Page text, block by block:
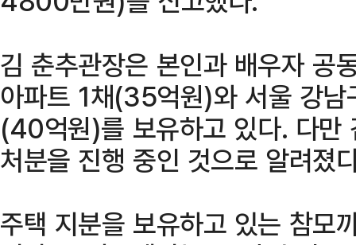
김 춘추관장은 본인과 배우자 공
아파트 1채(35억원)와 서울 강
(40억원)를 보유하고 있다. 다만
처분을 진행 중인 것으로 알려졌
주택 지분을 보유하고 있는 참모